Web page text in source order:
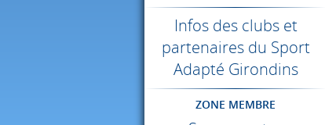
Infos des clubs et
partenaires du Sport
Adapté Girondins
ZONE MEMBRE